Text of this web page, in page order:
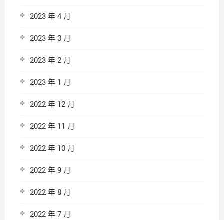
2023 年 4 月
2023 年 3 月
2023 年 2 月
2023 年 1 月
2022 年 12 月
2022 年 11 月
2022 年 10 月
2022 年 9 月
2022 年 8 月
2022 年 7 月